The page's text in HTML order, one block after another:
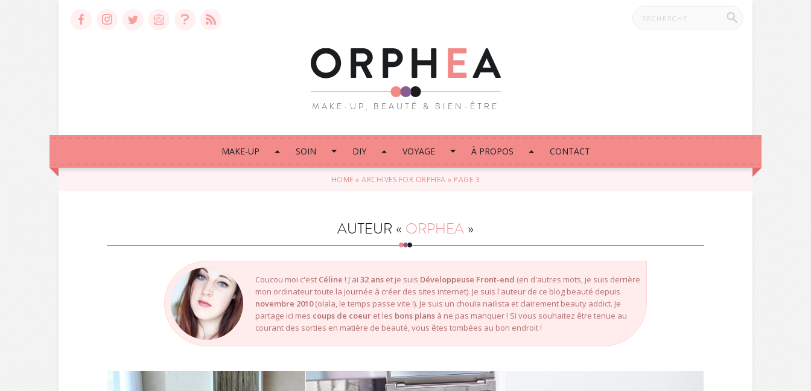
MAKE-UP, BEAUTÉ & BIEN-ÊTRE
MAKE-UP SOIN DIY VOYAGE À PROPOS CONTACT
HOME »ARCHIVES FOR ORPHEA » PAGE 3
AUTEUR « ORPHEA »
Coucou moi c'est Céline ! J'ai 32 ans et je suis Développeuse Front-end (en d'autres mots, je suis derrière
mon ordinateur toute la journée à créer des sites internet). Je suis l'auteur de ce blog beauté depuis
novembre 2010(olala, le temps passe vite !). Je suis un chouïa nailista et clairement beauty addict. Je
partage ici mes coups de coeur et les bons plans à ne pas manquer ! Si vous souhaitez être tenue au
courant des sorties en matière de beauté, vous êtes tombées au bon endroit !